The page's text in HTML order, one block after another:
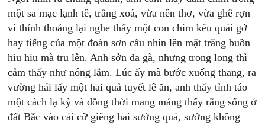
một sa mạc lạnh tê, trắng xoá, vừa nên thơ, vừa ghê rợn
vì thỉnh thoảng lại nghe thấy một con chim kêu quái gở
hay tiếng của một đoàn sơn cầu nhìn lên mặt trăng buồn
hiu hiu mà tru lên. Anh sởn da gà, nhưng trong long thì
cảm thấy như nóng lắm. Lúc ấy mà bước xuống thang, ra
vường hái lấy một hai quả tuyết lê ăn, anh thấy tỉnh táo
một cách lạ kỳ và đồng thời mang máng thấy rằng sống ở
đất Bắc vào cái cữ giêng hai sướng quá, sướng không